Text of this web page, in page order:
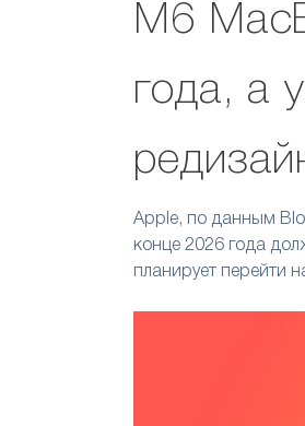
M6
года, а
Apple, по данным
конце 2026 года
планирует перейти